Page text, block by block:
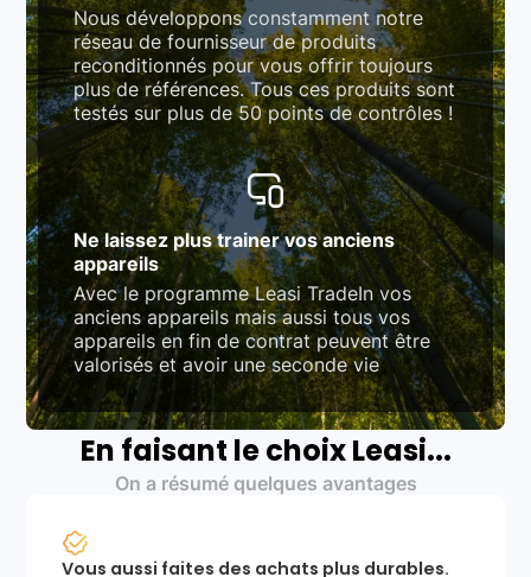
Nous développons constamment notre
réseau de fournisseur de produits
reconditionnés pour vous offrir toujours
plus de références. Tous ces produits sont
testés sur plus de 50 points de contrôles !
Ne laissez plus trainer vos anciens
appareils
Avec le programme Leasi TradeIn vos
anciens appareils mais aussi tous vos
appareils en fin de contrat peuvent être
valorisés et avoir une seconde vie
En faisant le choix Leasi...
On a résumé quelques avantages
Vous aussi faites des achats plus durables.